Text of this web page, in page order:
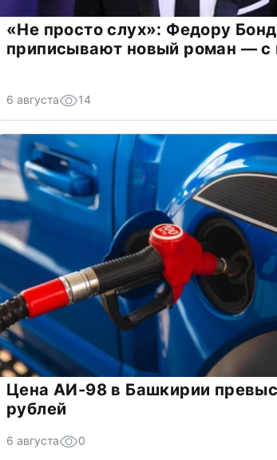
«Не просто слух»: Федору
приписывают новый роман — с
6 августа 14
Цена АИ-98 в Башкирии
рублей
6 августа 0